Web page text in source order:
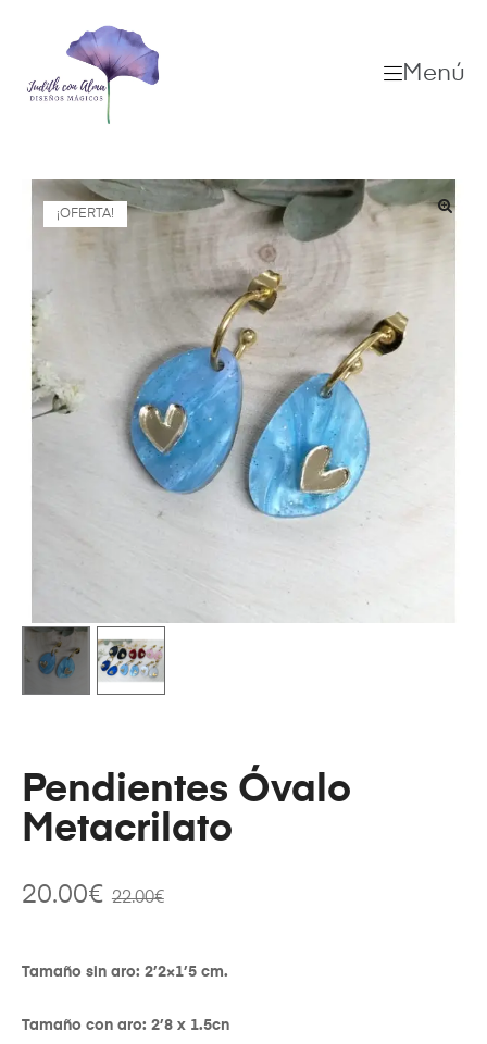
Menú
¡OFERTA!
Pendientes Óvalo
Metacrilato
22.00€
20.00€
Tamaño sin aro: 2’2×1’5 cm.
Tamaño con aro: 2’8 x 1.5cn